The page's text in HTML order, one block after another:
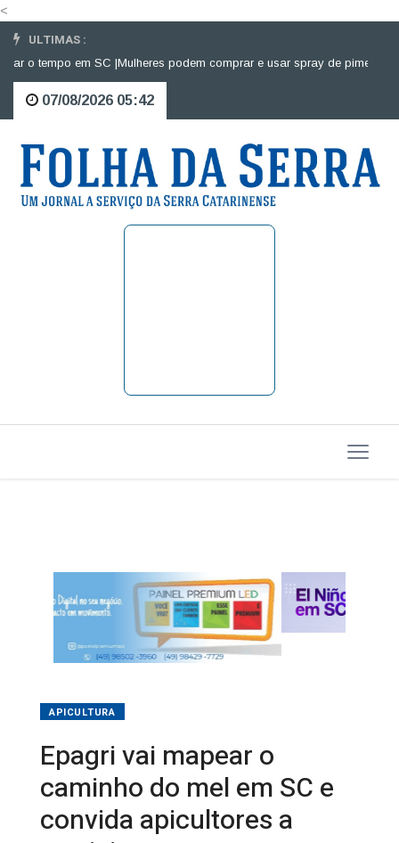
<
ULTIMAS :
o tempo em SC |Mulheres podem comprar e usar spray de pimenta
07/08/2026 05:42
Epagri vai mapear o
caminho do mel em SC e
convida apicultores a
participar